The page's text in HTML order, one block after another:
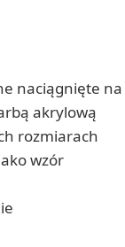
naciągnięte
akrylową
rozmiarach
wzór